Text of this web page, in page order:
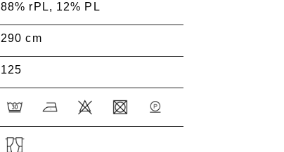
88% rPL, 12% PL
290 cm
125